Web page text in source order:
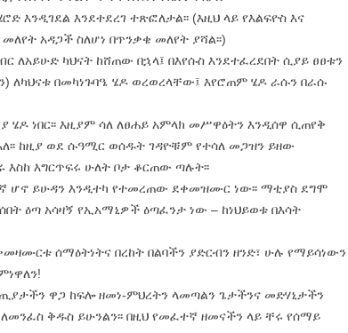
እንዲገደል እንደተደረገ ተጽፎለታል፡፡ (እዚህ ላይ የእልፍዮስ እና
አዳጋች ስለሆነ በጥንቃቄ መለየት ያሻል፡፡)
ለአይሁድ ካህናት ከሸጠው በኋላ፤ በእየሱስ እንደተፈረደበት ሲያይ ፀፀቱን
ለካህናቱ በመካነጉባዔ ሄዶ ወረወረላቸው፤ እየሮጠም ሄዶ ራሱን በራሱ
ሄዶ ነበር፡፡ እዚያም ሳለ ለፀሐይ አምላክ መሥዋዕትን እንዲሰዋ ሲጠየቅ
ከዚያ ወደ ሱዓሚር ወሰዱት ገዳዮቹም የተሳለ መጋዝን ይዘው
እግርጥፍሩ ሁለት ቦታ ቆርጠው ጣሉት፡፡
ሆኖ ይሁዳን እንዲተካ የተመረጠው ደቀመዝሙር ነው፡፡ ማቲያስ ደግሞ
ዕጣ አሳዛኝ የኢአማኒዎች ዕጣፈንታ ነው – ከነህይወቱ በእሳት
ሰማዕትነትና በረከት በልባችን ያድርብን ዘንድ፣ ሁሉ የማይሳነውን
ዋጋ ከፍሎ ዘመነ-ምህረትን ላመጣልን ጌታችንና መድሃኒታችን
ለመንፈስ ቅዱስ ይሁንልን፡፡ በዚህ የመፈተኛ ዘመናችን ላይ ቸሩ የሰማይ